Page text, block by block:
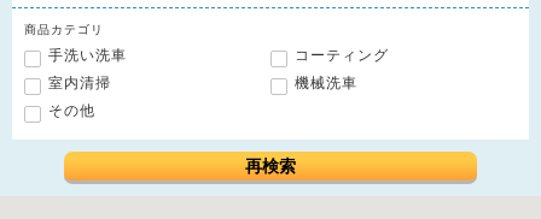
商品カテゴリ
手洗い洗車
コーティング
室内清掃
機械洗車
その他
再検索